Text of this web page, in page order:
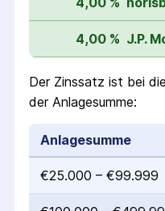
4,00 % J.P.
Der Zinssatz ist bei
der Anlagesumme:
Anlagesumme
€25.000 – €99.999